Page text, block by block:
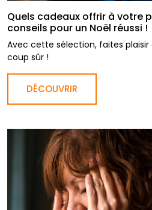
Quels cadeaux offrir à votre
conseils pour un Noël réussi !
Avec cette sélection, faites
coup sûr !
DÉCOUVRIR